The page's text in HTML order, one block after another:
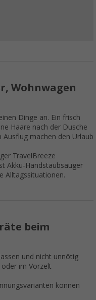
Wohnwagen
Dinge an. Ein frisch
Haare nach der Dusche
machen den Urlaub
TravelBreeze
Akku-Handstaubsauger
Alltagssituationen.
beim
und nicht unnötig
oder im Vorzelt
können